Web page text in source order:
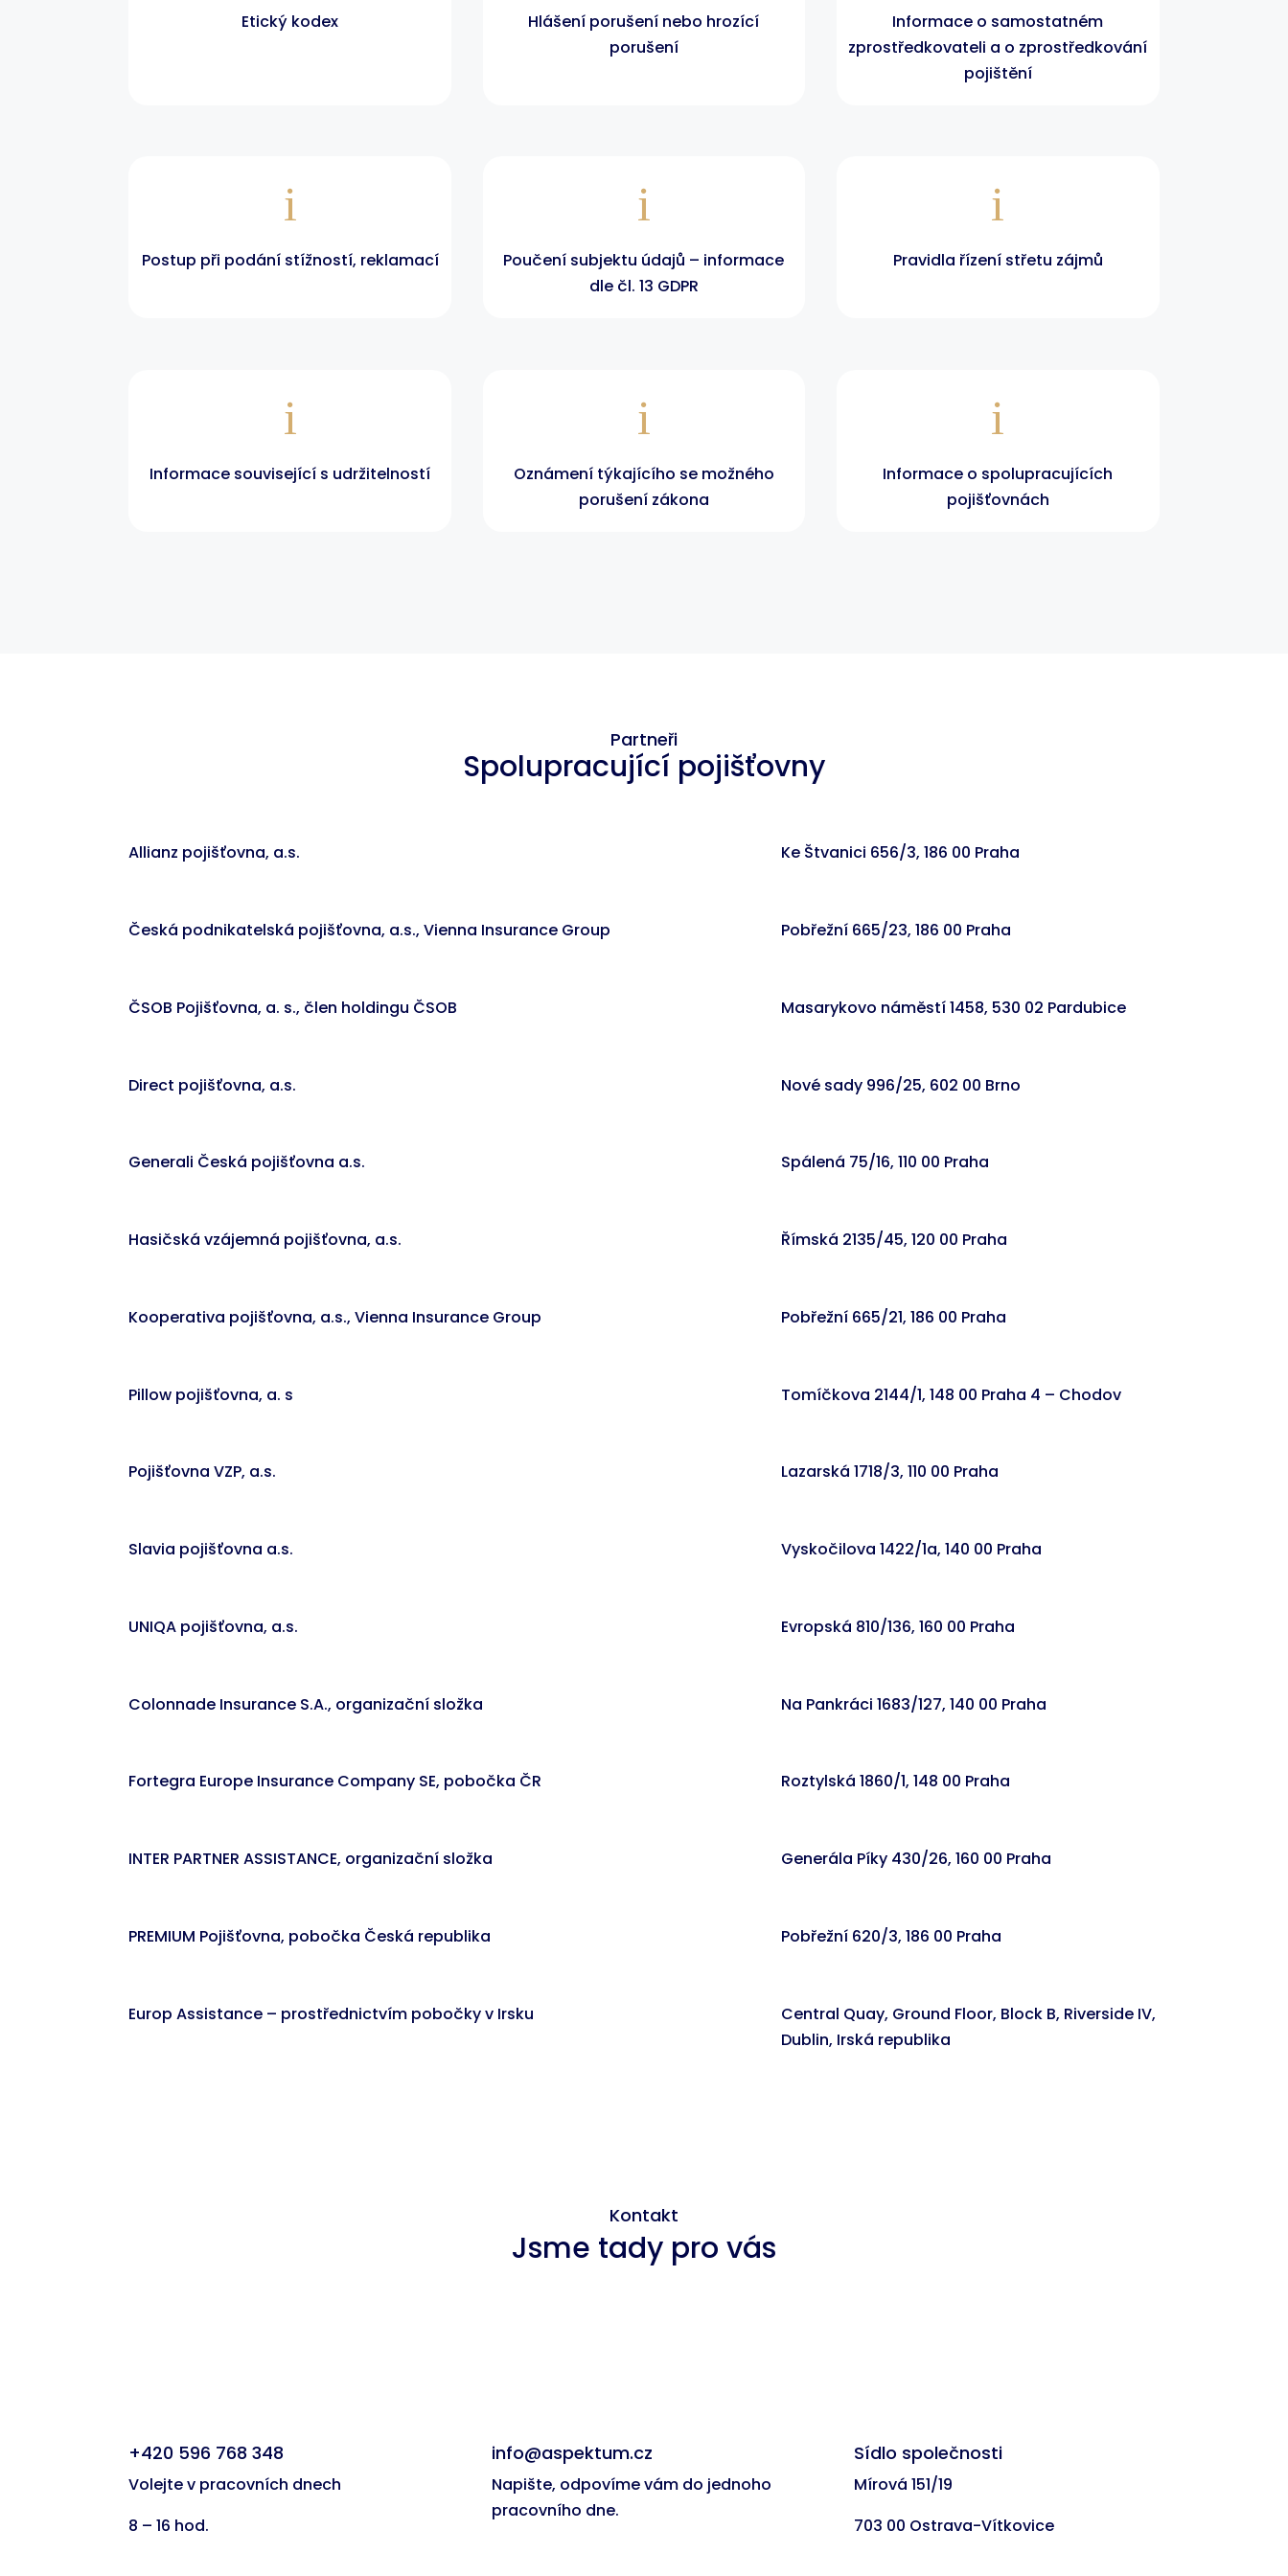
Etický kodex
Hlášení porušení nebo hrozící
porušení
Informace o samostatném
zprostředkovateli a o zprostředkování
pojištění
i
Postup při podání stížností, reklamací
i
Poučení subjektu údajů – informace
dle čl. 13 GDPR
i
Pravidla řízení střetu zájmů
i
Informace související s udržitelností
i
Oznámení týkajícího se možného
porušení zákona
i
Informace o spolupracujících
pojišťovnách
Partneři
Spolupracující pojišťovny
Allianz pojišťovna, a.s. Ke Štvanici 656/3, 186 00 Praha
Česká podnikatelská pojišťovna, a.s., Vienna Insurance Group Pobřežní 665/23, 186 00 Praha
ČSOB Pojišťovna, a. s., člen holdingu ČSOB Masarykovo náměstí 1458, 530 02 Pardubice
Direct pojišťovna, a.s. Nové sady 996/25, 602 00 Brno
Generali Česká pojišťovna a.s. Spálená 75/16, 110 00 Praha
Hasičská vzájemná pojišťovna, a.s. Římská 2135/45, 120 00 Praha
Kooperativa pojišťovna, a.s., Vienna Insurance Group Pobřežní 665/21, 186 00 Praha
Pillow pojišťovna, a. s Tomíčkova 2144/1, 148 00 Praha 4 – Chodov
Pojišťovna VZP, a.s. Lazarská 1718/3, 110 00 Praha
Slavia pojišťovna a.s. Vyskočilova 1422/1a, 140 00 Praha
UNIQA pojišťovna, a.s. Evropská 810/136, 160 00 Praha
Colonnade Insurance S.A., organizační složka Na Pankráci 1683/127, 140 00 Praha
Fortegra Europe Insurance Company SE, pobočka ČR Roztylská 1860/1, 148 00 Praha
INTER PARTNER ASSISTANCE, organizační složka Generála Píky 430/26, 160 00 Praha
PREMIUM Pojišťovna, pobočka Česká republika Pobřežní 620/3, 186 00 Praha
Europ Assistance – prostřednictvím pobočky v Irsku
Central Quay, Ground Floor, Block B, Riverside IV,
Dublin, Irská republika
Kontakt
Jsme tady pro vás
+420 596 768 348
Volejte v pracovních dnech
8 – 16 hod.
info@aspektum.cz
Napište, odpovíme vám do jednoho
pracovního dne.
Sídlo společnosti
Mírová 151/19
703 00 Ostrava-Vítkovice